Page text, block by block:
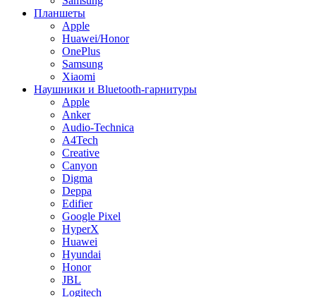
Планшеты
Apple
Huawei/Honor
OnePlus
Samsung
Xiaomi
Наушники и Bluetooth-гарнитуры
Apple
Anker
Audio-Technica
A4Tech
Creative
Canyon
Digma
Deppa
Edifier
Google Pixel
HyperX
Huawei
Hyundai
Honor
JBL
Logitech